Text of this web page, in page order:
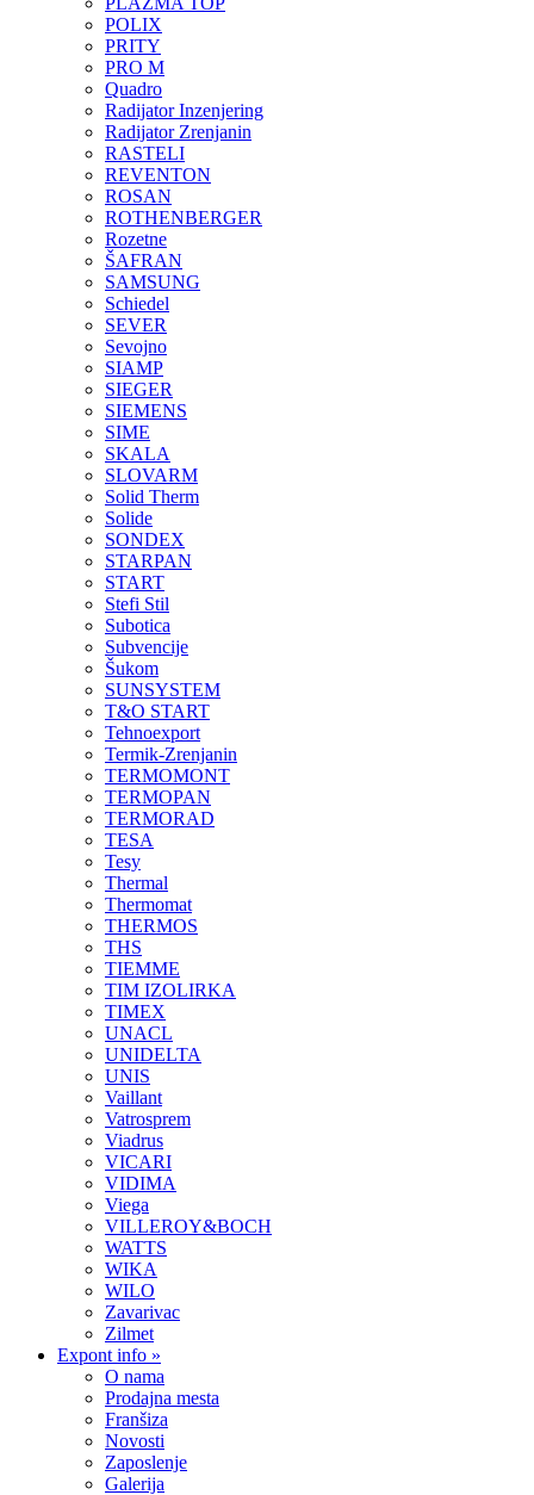
POLIX
PRITY
PRO M
Quadro
Radijator Inzenjering
Radijator Zrenjanin
RASTELI
REVENTON
ROSAN
ROTHENBERGER
Rozetne
ŠAFRAN
SAMSUNG
Schiedel
SEVER
Sevojno
SIAMP
SIEGER
SIEMENS
SIME
SKALA
SLOVARM
Solid Therm
Solide
SONDEX
STARPAN
START
Stefi Stil
Subotica
Subvencije
Šukom
SUNSYSTEM
T&O START
Tehnoexport
Termik-Zrenjanin
TERMOMONT
TERMOPAN
TERMORAD
TESA
Tesy
Thermal
Thermomat
THERMOS
THS
TIEMME
TIM IZOLIRKA
TIMEX
UNACL
UNIDELTA
UNIS
Vaillant
Vatrosprem
Viadrus
VICARI
VIDIMA
Viega
VILLEROY&BOCH
WATTS
WIKA
WILO
Zavarivac
Zilmet
Expont info »
O nama
Prodajna mesta
Franšiza
Novosti
Zaposlenje
Galerija